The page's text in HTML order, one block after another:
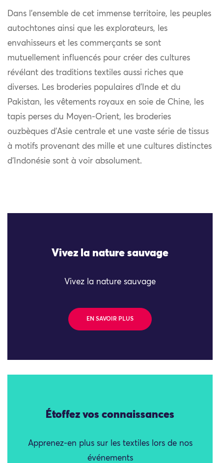
Dans l’ensemble de cet immense territoire, les peuples
autochtones ainsi que les explorateurs, les
envahisseurs et les commerçants se sont
mutuellement influencés pour créer des cultures
révélant des traditions textiles aussi riches que
diverses. Les broderies populaires d’Inde et du
Pakistan, les vêtements royaux en soie de Chine, les
tapis perses du Moyen-Orient, les broderies
ouzbèques d’Asie centrale et une vaste série de tissus
à motifs provenant des mille et une cultures distinctes
d’Indonésie sont à voir absolument.
Vivez la nature sauvage
Vivez la nature sauvage
EN SAVOIR PLUS
Étoffez vos connaissances
Apprenez-en plus sur les textiles lors de nos
événements